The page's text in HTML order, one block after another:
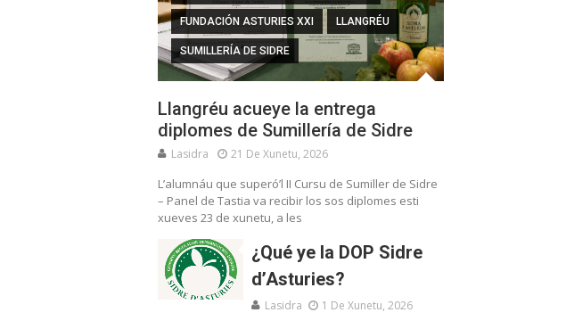
FUNDACIÓN ASTURIES XXI LLANGRÉU
SUMILLERÍA DE SIDRE
Llangréu acueye la entrega
diplomes de Sumillería de Sidre
Lasidra 21 De Xunetu, 2026
L’alumnáu que superó’l II Cursu de Sumiller de Sidre
– Panel de Tastia va recibir los sos diplomes esti
xueves 23 de xunetu, a les
¿Qué ye la DOP Sidre
d’Asturies?
Lasidra 1 De Xunetu, 2026